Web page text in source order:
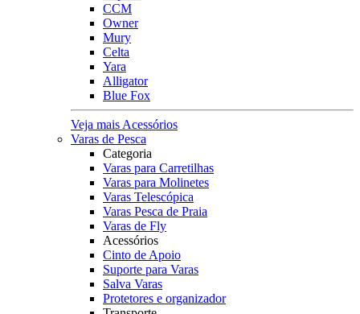
CCM
Owner
Mury
Celta
Yara
Alligator
Blue Fox
Veja mais Acessórios
Varas de Pesca
Categoria
Varas para Carretilhas
Varas para Molinetes
Varas Telescópica
Varas Pesca de Praia
Varas de Fly
Acessórios
Cinto de Apoio
Suporte para Varas
Salva Varas
Protetores e organizador